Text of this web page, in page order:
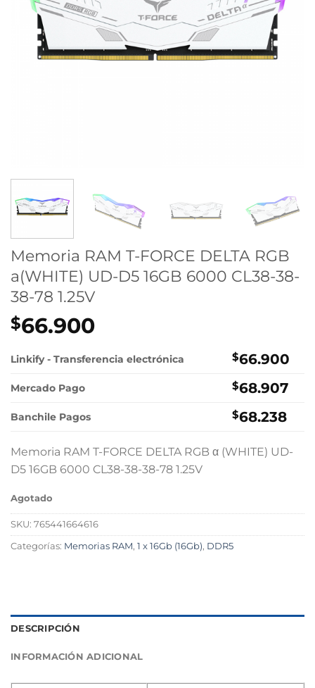
Memoria RAM T-FORCE DELTA RGB
a(WHITE) UD-D5 16GB 6000 CL38-38-
38-78 1.25V
$66.900
Linkify - Transferencia electrónica $66.900
Mercado Pago $68.907
Banchile Pagos $68.238
Memoria RAM T-FORCE DELTA RGB α (WHITE) UD-
D5 16GB 6000 CL38-38-38-78 1.25V
Agotado
SKU: 765441664616
Categorías: Memorias RAM, 1 x 16Gb (16Gb), DDR5
DESCRIPCIÓN
INFORMACIÓN ADICIONAL